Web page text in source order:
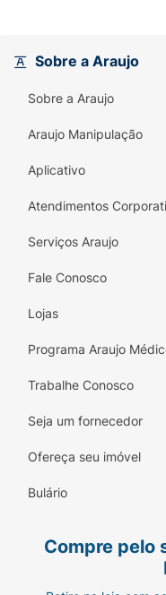
Sobre a Araujo
Sobre a Araujo
Araujo Manipulação
Aplicativo
Atendimentos
Serviços Araujo
Fale Conosco
Lojas
Programa Araujo
Trabalhe Conosco
Seja um fornecedor
Ofereça seu imóvel
Bulário
Compre pelo